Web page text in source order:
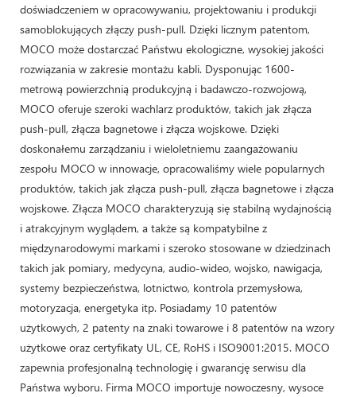
doświadczeniem w opracowywaniu, projektowaniu i produkcji
samoblokujących złączy push-pull. Dzięki licznym patentom,
MOCO może dostarczać Państwu ekologiczne, wysokiej jakości
rozwiązania w zakresie montażu kabli. Dysponując 1600-
metrową powierzchnią produkcyjną i badawczo-rozwojową,
MOCO oferuje szeroki wachlarz produktów, takich jak złącza
push-pull, złącza bagnetowe i złącza wojskowe. Dzięki
doskonałemu zarządzaniu i wieloletniemu zaangażowaniu
zespołu MOCO w innowacje, opracowaliśmy wiele popularnych
produktów, takich jak złącza push-pull, złącza bagnetowe i złącza
wojskowe. Złącza MOCO charakteryzują się stabilną wydajnością
i atrakcyjnym wyglądem, a także są kompatybilne z
międzynarodowymi markami i szeroko stosowane w dziedzinach
takich jak pomiary, medycyna, audio-wideo, wojsko, nawigacja,
systemy bezpieczeństwa, lotnictwo, kontrola przemysłowa,
motoryzacja, energetyka itp. Posiadamy 10 patentów
użytkowych, 2 patenty na znaki towarowe i 8 patentów na wzory
użytkowe oraz certyfikaty UL, CE, RoHS i ISO9001:2015. MOCO
zapewnia profesjonalną technologię i gwarancję serwisu dla
Państwa wyboru. Firma MOCO importuje nowoczesny, wysoce